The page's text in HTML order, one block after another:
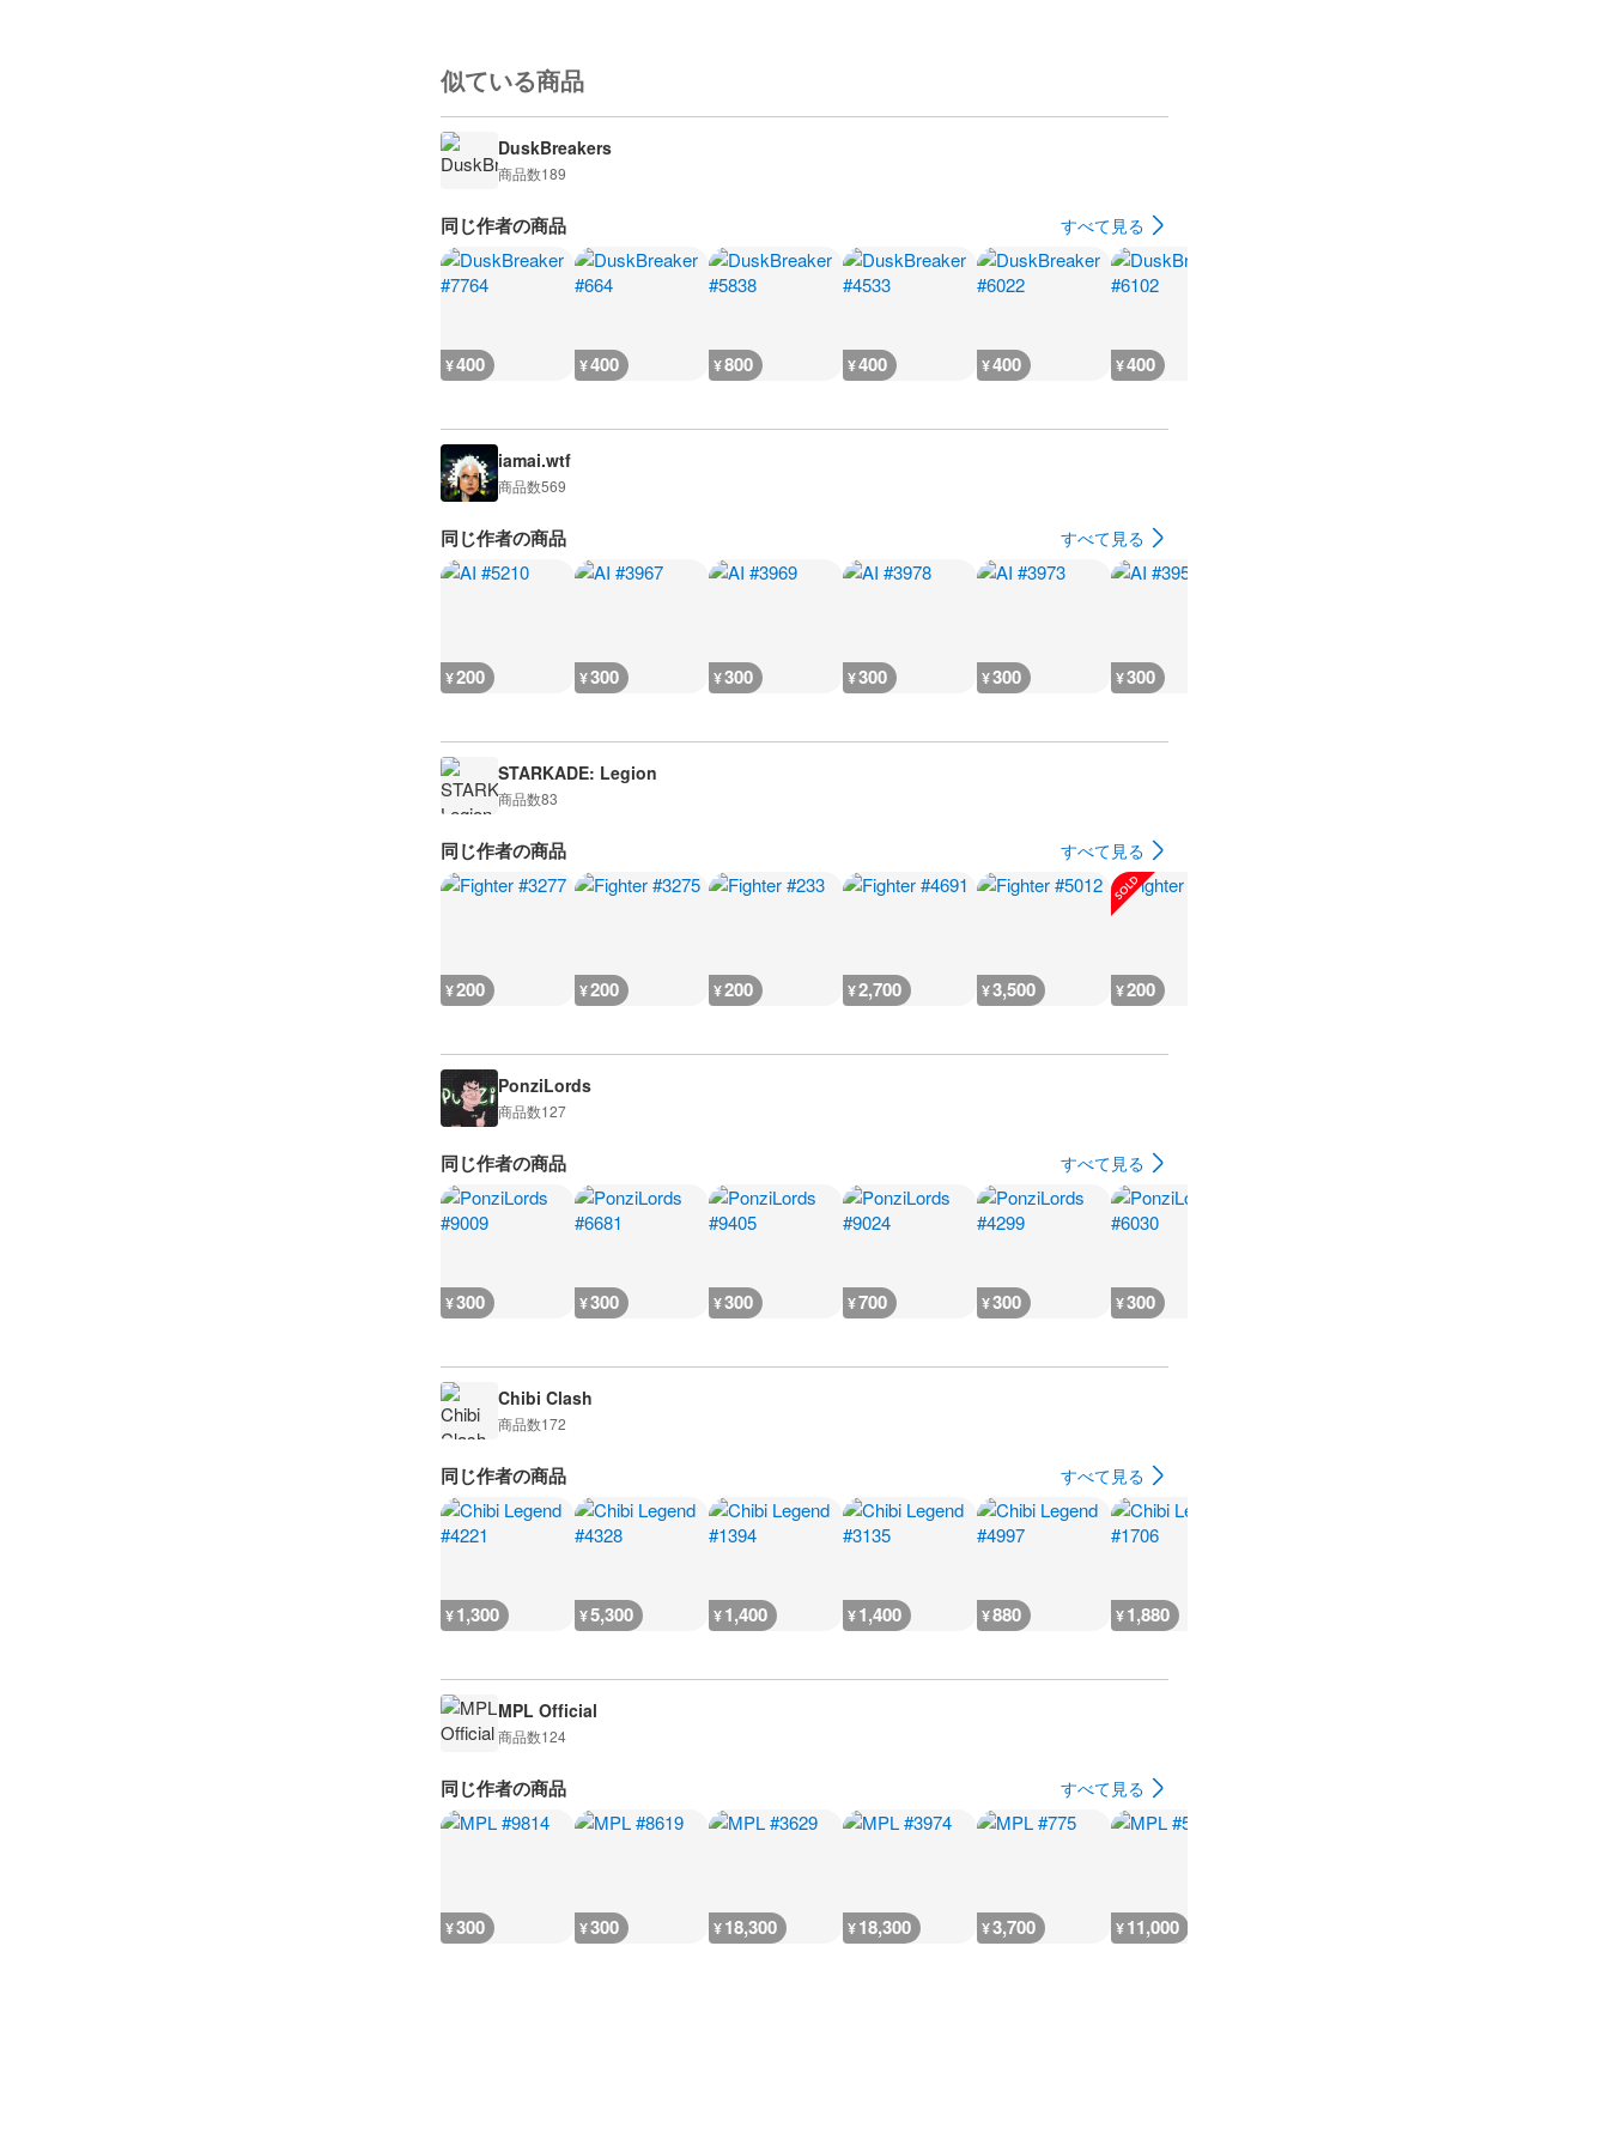
似ている商品
DuskBreakers
商品数189
同じ作者の商品 すべて見る
¥400 ¥400 ¥800 ¥400 ¥400 ¥400
iamai.wtf
商品数569
同じ作者の商品 すべて見る
¥200 ¥300 ¥300 ¥300 ¥300 ¥300
STARKADE: Legion
商品数83
同じ作者の商品 すべて見る
¥200 ¥200 ¥200 ¥2,700 ¥3,500 ¥200
PonziLords
商品数127
同じ作者の商品 すべて見る
¥300 ¥300 ¥300 ¥700 ¥300 ¥300
Chibi Clash
商品数172
同じ作者の商品 すべて見る
¥1,300 ¥5,300 ¥1,400 ¥1,400 ¥880 ¥1,880
MPL Official
商品数124
同じ作者の商品 すべて見る
¥300 ¥300 ¥18,300 ¥18,300 ¥3,700 ¥11,000